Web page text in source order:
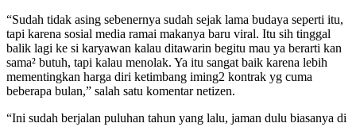
“Sudah tidak asing sebenernya sudah sejak lama budaya seperti itu,
tapi karena sosial media ramai makanya baru viral. Itu sih tinggal
balik lagi ke si karyawan kalau ditawarin begitu mau ya berarti kan
sama² butuh, tapi kalau menolak. Ya itu sangat baik karena lebih
mementingkan harga diri ketimbang iming2 kontrak yg cuma
beberapa bulan,” salah satu komentar netizen.
“Ini sudah berjalan puluhan tahun yang lalu, jaman dulu biasanya di